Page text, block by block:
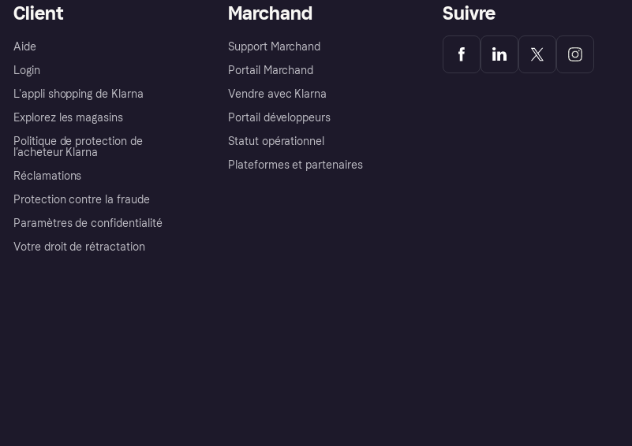
Client
Aide
Login
L'appli shopping de Klarna
Explorez les magasins
Politique de protection de
l’acheteur Klarna
Réclamations
Protection contre la fraude
Paramètres de confidentialité
Votre droit de rétractation
Marchand
Support Marchand
Portail Marchand
Vendre avec Klarna
Portail développeurs
Statut opérationnel
Plateformes et partenaires
Suivre